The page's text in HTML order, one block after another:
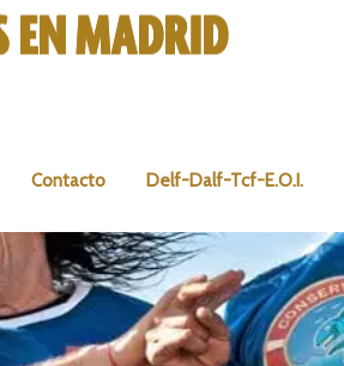
Contacto Delf-Dalf-Tcf-E.O.I.